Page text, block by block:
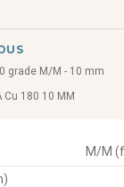
grade M/M - 10 mm
Cu 180 10 MM
M/M